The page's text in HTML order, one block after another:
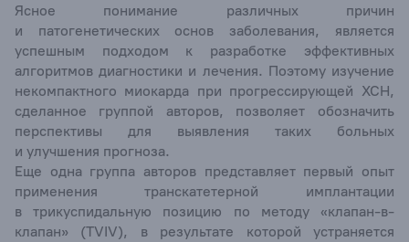
Ясное понимание различных причин
и патогенетических основ заболевания, является
успешным подходом к разработке эффективных
алгоритмов диагностики и лечения. Поэтому изучение
некомпактного миокарда при прогрессирующей ХСН,
сделанное группой авторов, позволяет обозначить
перспективы для выявления таких больных
и улучшения прогноза.
Еще одна группа авторов представляет первый опыт
применения транскатетерной имплантации
в трикуспидальную позицию по методу «клапан-в-
клапан» (TVIV), в результате которой устраняется